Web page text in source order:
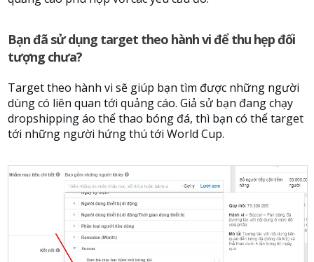
Bạn đã sử dụng target theo hành vi để thu hẹp đối
tượng chưa?
Target theo hành vi sẽ giúp bạn tìm được những người
dùng có liên quan tới quảng cáo. Giả sử bạn đang chạy
dropshipping áo thể thao bóng đá, thì bạn có thể target
tới những người hứng thú tới World Cup.